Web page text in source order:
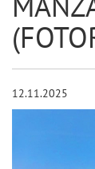
12.11.2025